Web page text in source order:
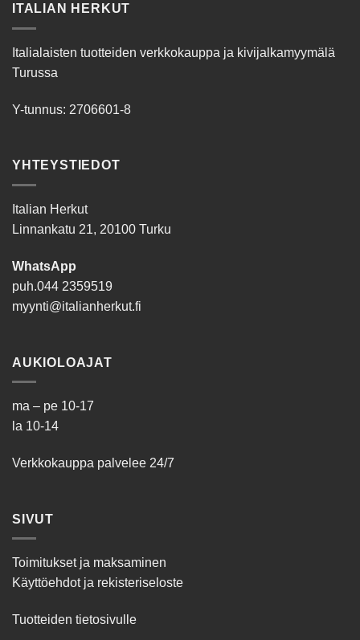
ITALIAN HERKUT
Italialaisten tuotteiden verkkokauppa ja kivijalkamyymälä
Turussa
Y-tunnus: 2706601-8
YHTEYSTIEDOT
Italian Herkut
Linnankatu 21, 20100 Turku
WhatsApp
puh.044 2359519
myynti@italianherkut.fi
AUKIOLOAJAT
ma – pe 10-17
la 10-14
Verkkokauppa palvelee 24/7
SIVUT
Toimitukset ja maksaminen
Käyttöehdot ja rekisteriseloste
Tuotteiden tietosivulle